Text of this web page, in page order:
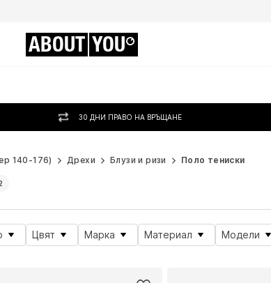
ABOUT YOU
30 ДНИ ПРАВО НА ВРЪЩАНЕ
140-176) Дрехи Блузи и ризи Поло тениски
Цвят Марка Материал Модели